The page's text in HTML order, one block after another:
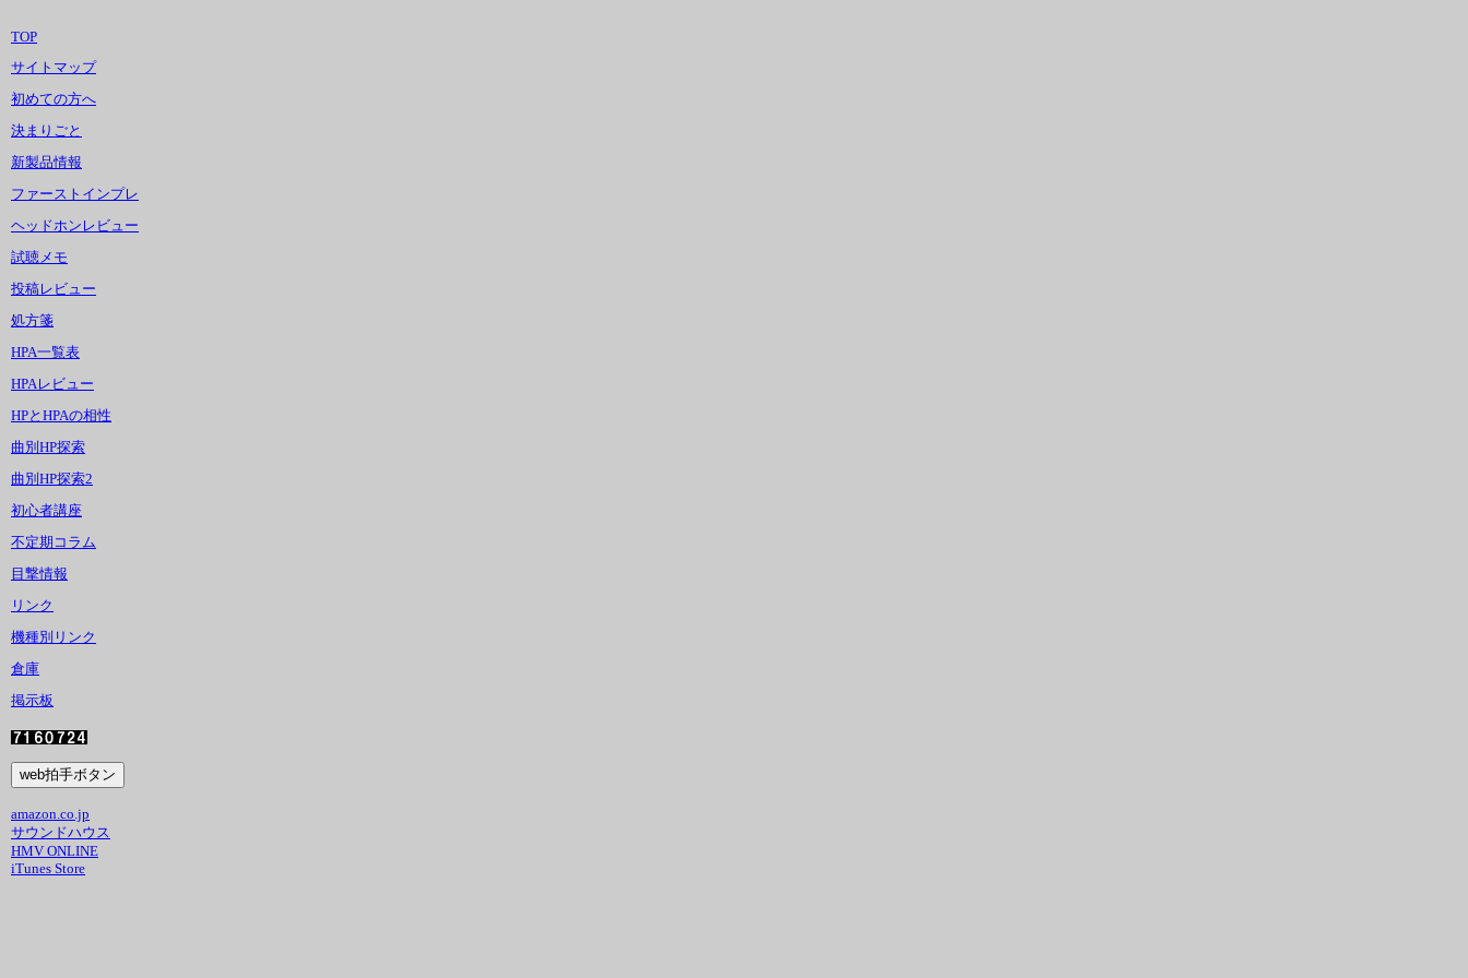
TOP
サイトマップ
初めての方へ
決まりごと
新製品情報
ファーストインプレ
ヘッドホンレビュー
試聴メモ
投稿レビュー
処方箋
HPA一覧表
HPAレビュー
HPとHPAの相性
曲別HP探索
曲別HP探索2
初心者講座
不定期コラム
目撃情報
リンク
機種別リンク
倉庫
掲示板
amazon.co.jp
サウンドハウス
HMV ONLINE
iTunes Store